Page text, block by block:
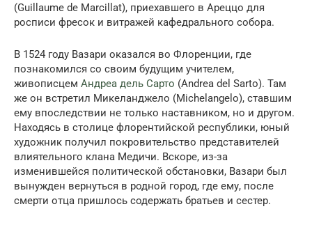
(Guillaume de Marcillat), приехавшего в Ареццо для
росписи фресок и витражей кафедрального собора.
В 1524 году Вазари оказался во Флоренции, где
познакомился со своим будущим учителем,
живописцем Андреа дель Сарто (Andrea del Sarto). Там
же он встретил Микеланджело (Michelangelo), ставшим
ему впоследствии не только наставником, но и другом.
Находясь в столице флорентийской республики, юный
художник получил покровительство представителей
влиятельного клана Медичи. Вскоре, из-за
изменившейся политической обстановки, Вазари был
вынужден вернуться в родной город, где ему, после
смерти отца пришлось содержать братьев и сестер.